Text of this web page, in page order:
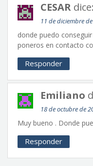
CESAR dice:
11 de diciembre
donde puedo
poneros en contacto
Responder
Emiliano
18 de octubre de
Muy bueno . Donde
Responder